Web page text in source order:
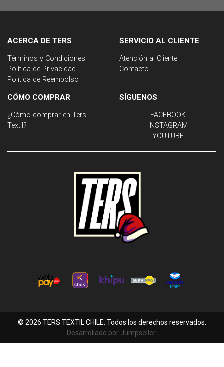
ACERCA DE TERS
Términos y Condiciones
Política de Privacidad
Política de Reembolso
SERVICIO AL CLIENTE
Atención al Cliente
Contacto
CÓMO COMPRAR
¿Cómo comprar en Ters
Textil?
SÍGUENOS
FACEBOOK
INSTAGRAM
YOUTUBE
© 2026 TERS TEXTIL CHILE. Todos los derechos reservados.
Desarrollado por Jumpseller.